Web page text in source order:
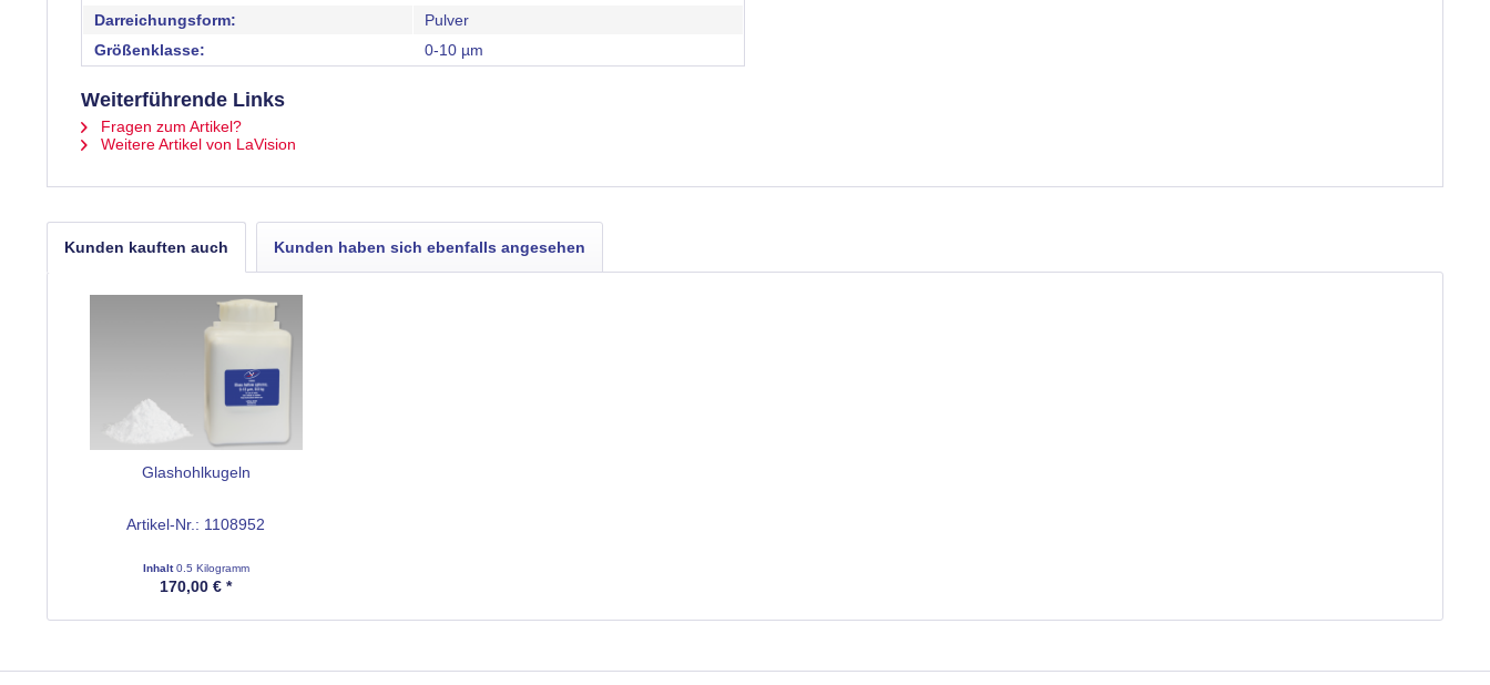
Darreichungsform:
Pulver
Größenklasse:
0-10 µm
Weiterführende Links
Fragen zum Artikel?
Weitere Artikel von LaVision
Kunden kauften auch Kunden haben sich ebenfalls angesehen
Glashohlkugeln
Artikel-Nr.: 1108952
Inhalt0.5 Kilogramm
170,00 € *